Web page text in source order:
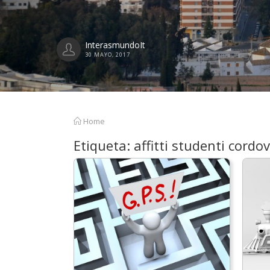
InterasmundoIt
21 ABRIL, 2017
Home
Etiqueta: affitti studenti